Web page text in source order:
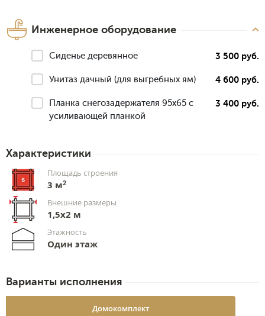
Инженерное оборудование
Сиденье деревянное 3 500 руб.
Унитаз дачный (для выгребных ям) 4 600 руб.
Планка снегозадержателя 95х65 с
усиливающей планкой
3 400 руб.
Характеристики
Площадь строения
3 м2
Внешние размеры
1,5x2 м
Этажность
Один этаж
Варианты исполнения
Домокомплект